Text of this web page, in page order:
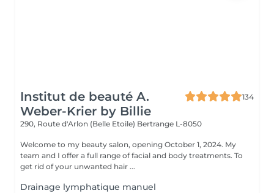
Institut de beauté A.
Weber-Krier by Billie
134
290, Route d'Arlon (Belle Etoile) Bertrange L-8050
Welcome to my beauty salon, opening October 1, 2024. My
team and I offer a full range of facial and body treatments. To
get rid of your unwanted hair ...
Drainage lymphatique manuel